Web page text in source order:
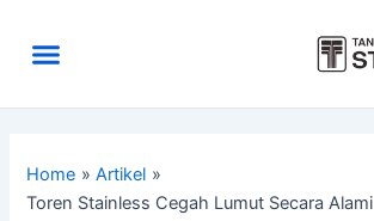
contentMenu
Home
Artikel
Toren Stainless Cegah Lumut Secara Alami